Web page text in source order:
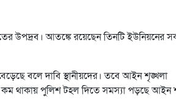
উপদ্রব। আতঙ্কে রয়েছেন তিনটি ইউনিয়নের
বলে দাবি স্থানীয়দের। তবে আইন শৃঙ্খলা
কম থাকায় পুলিশ টহল দিতে সমস্যা পড়ছে আইন